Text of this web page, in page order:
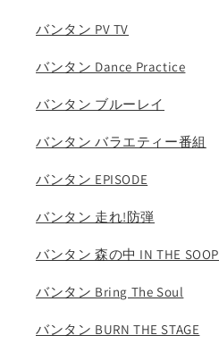
バンタン PV TV
バンタン Dance Practice
バンタン ブルーレイ
バンタン バラエティー番組
バンタン EPISODE
バンタン 走れ!防弾
バンタン 森の中 IN THE SOOP
バンタン Bring The Soul
バンタン BURN THE STAGE